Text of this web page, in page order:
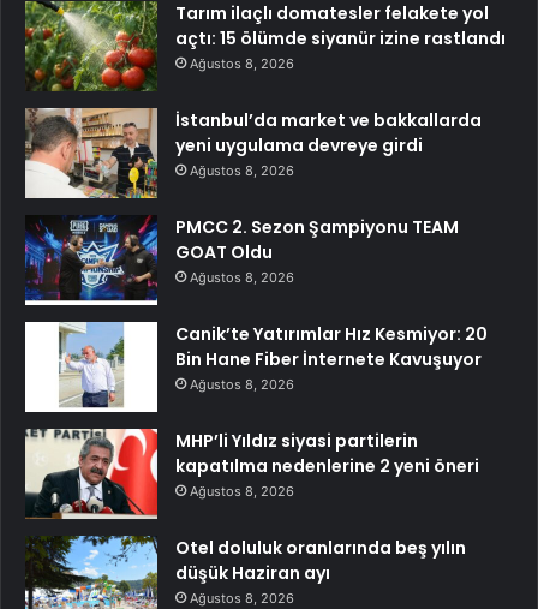
Tarım ilaçlı domatesler felakete yol
açtı: 15 ölümde siyanür izine rastlandı
Ağustos 8, 2026
İstanbul’da market ve bakkallarda
yeni uygulama devreye girdi
Ağustos 8, 2026
PMCC 2. Sezon Şampiyonu TEAM
GOAT Oldu
Ağustos 8, 2026
Canik’te Yatırımlar Hız Kesmiyor: 20
Bin Hane Fiber İnternete Kavuşuyor
Ağustos 8, 2026
MHP’li Yıldız siyasi partilerin
kapatılma nedenlerine 2 yeni öneri
Ağustos 8, 2026
Otel doluluk oranlarında beş yılın
düşük Haziran ayı
Ağustos 8, 2026